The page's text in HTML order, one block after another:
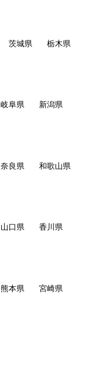
茨城県
栃木県
岐阜県
新潟県
奈良県
和歌山県
山口県
香川県
熊本県
宮崎県